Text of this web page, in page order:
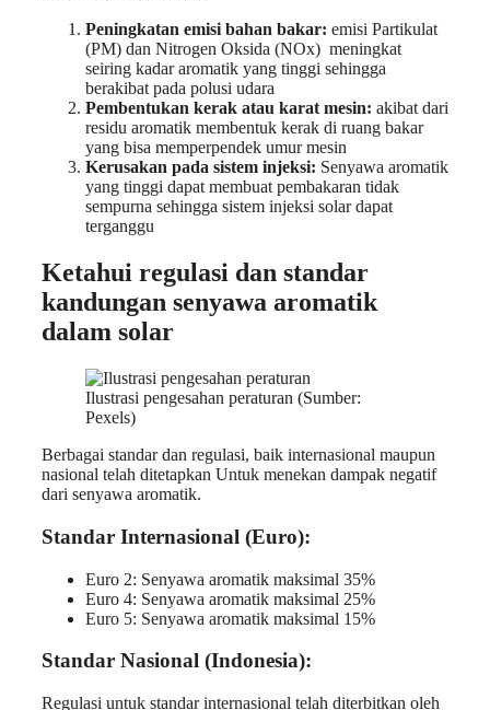
Peningkatan emisi bahan bakar: emisi Partikulat
(PM) dan Nitrogen Oksida (NOx) meningkat
seiring kadar aromatik yang tinggi sehingga
berakibat pada polusi udara
Pembentukan kerak atau karat mesin: akibat dari
residu aromatik membentuk kerak di ruang bakar
yang bisa memperpendek umur mesin
Kerusakan pada sistem injeksi: Senyawa aromatik
yang tinggi dapat membuat pembakaran tidak
sempurna sehingga sistem injeksi solar dapat
terganggu
Ketahui regulasi dan standar
kandungan senyawa aromatik
dalam solar
Ilustrasi pengesahan peraturan (Sumber:
Pexels)
Berbagai standar dan regulasi, baik internasional maupun
nasional telah ditetapkan Untuk menekan dampak negatif
dari senyawa aromatik.
Standar Internasional (Euro):
Euro 2: Senyawa aromatik maksimal 35%
Euro 4: Senyawa aromatik maksimal 25%
Euro 5: Senyawa aromatik maksimal 15%
Standar Nasional (Indonesia):
Regulasi untuk standar internasional telah diterbitkan oleh